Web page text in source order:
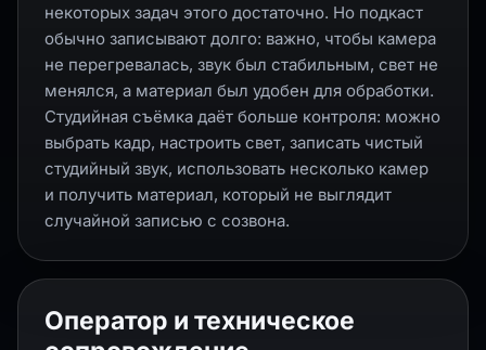
некоторых задач этого достаточно. Но подкаст
обычно записывают долго: важно, чтобы камера
не перегревалась, звук был стабильным, свет не
менялся, а материал был удобен для обработки.
Студийная съёмка даёт больше контроля: можно
выбрать кадр, настроить свет, записать чистый
студийный звук, использовать несколько камер
и получить материал, который не выглядит
случайной записью с созвона.
Оператор и техническое